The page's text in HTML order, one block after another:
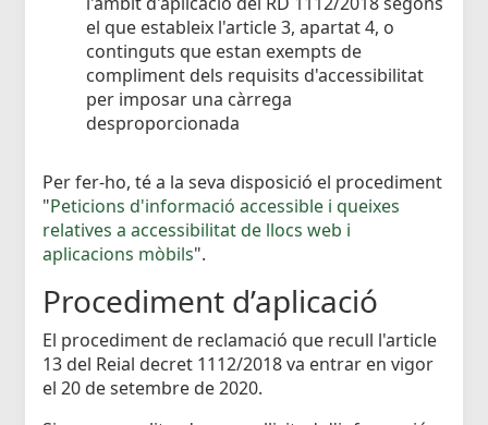
el que estableix l'article 3, apartat 4, o
continguts que estan exempts de
compliment dels requisits d'accessibilitat
per imposar una càrrega
desproporcionada
Per fer-ho, té a la seva disposició el procediment
"Peticions d'informació accessible i queixes
relatives a accessibilitat de llocs web i
aplicacions mòbils".
Procediment d’aplicació
El procediment de reclamació que recull l'article
13 del Reial decret 1112/2018 va entrar en vigor
el 20 de setembre de 2020.